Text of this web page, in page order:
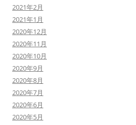
2021年2月
2021年1月
2020年12月
2020年11月
2020年10月
2020年9月
2020年8月
2020年7月
2020年6月
2020年5月